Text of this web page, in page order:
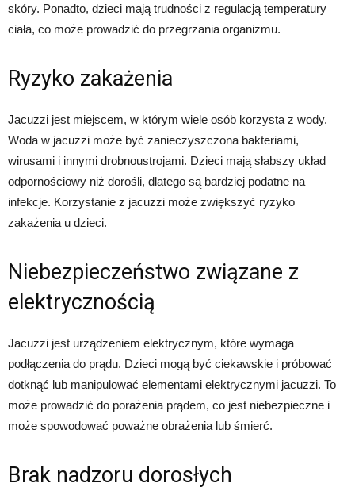
skóry. Ponadto, dzieci mają trudności z regulacją temperatury
ciała, co może prowadzić do przegrzania organizmu.
Ryzyko zakażenia
Jacuzzi jest miejscem, w którym wiele osób korzysta z wody.
Woda w jacuzzi może być zanieczyszczona bakteriami,
wirusami i innymi drobnoustrojami. Dzieci mają słabszy układ
odpornościowy niż dorośli, dlatego są bardziej podatne na
infekcje. Korzystanie z jacuzzi może zwiększyć ryzyko
zakażenia u dzieci.
Niebezpieczeństwo związane z
elektrycznością
Jacuzzi jest urządzeniem elektrycznym, które wymaga
podłączenia do prądu. Dzieci mogą być ciekawskie i próbować
dotknąć lub manipulować elementami elektrycznymi jacuzzi. To
może prowadzić do porażenia prądem, co jest niebezpieczne i
może spowodować poważne obrażenia lub śmierć.
Brak nadzoru dorosłych